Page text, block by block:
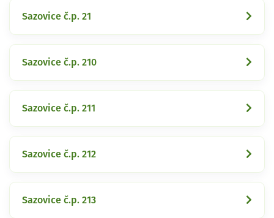
Sazovice č.p. 21
Sazovice č.p. 210
Sazovice č.p. 211
Sazovice č.p. 212
Sazovice č.p. 213